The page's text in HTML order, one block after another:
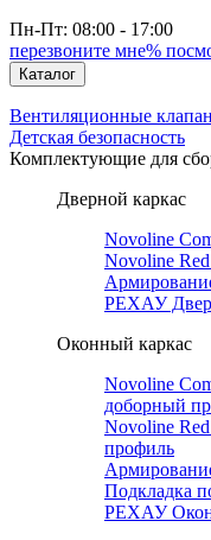
Пн-Пт: 08:00 - 17:00
перезвоните мне%
Каталог
Вентиляционные
Детская безопасность
Комплектующие для
Дверной каркас
Novoline
Novoline
РЕХАУ
Оконный каркас
Novoline
доборный
Novoline
профиль
Подкладка
РЕХАУ